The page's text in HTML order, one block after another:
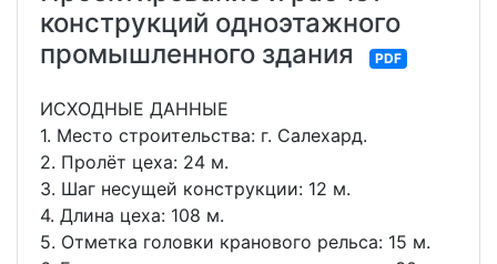
конструкций одноэтажного
промышленного здания
PDF
ИСХОДНЫЕ ДАННЫЕ
1. Место строительства: г. Салехард.
2. Пролёт цеха: 24 м.
3. Шаг несущей конструкции: 12 м.
4. Длина цеха: 108 м.
5. Отметка головки кранового рельса: 15 м.